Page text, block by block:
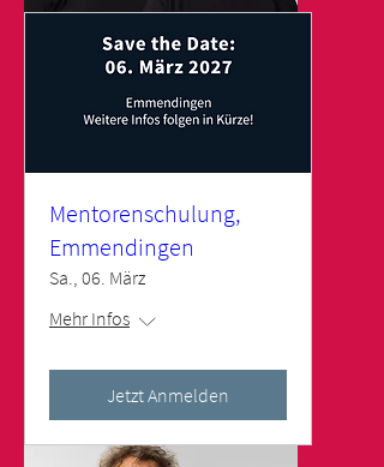
Frank
Mentorenschulung,
Emmendingen
Sa., 06. März
Mehr Infos
Jetzt Anmelden